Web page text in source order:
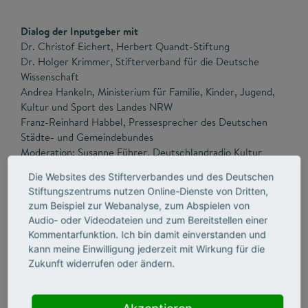
Dialog der Inputgeber mit
Dr. Christof Eichert, Herbert Quandt-Stiftung
Dr. Holger Krimmer, Stifterverband für die Deutsche
Wissenschaft
Andrea Hankeln, Ministerium für Familie, Kinder, Jugend,
Kultur und Sport des Landes NRW
Franz-Reinhard Habbel, Pressesprecher des Deutschen
Städte- und Gemeindebundes
Moderation: Susanne Führer, Deutschlandradio Kultur
12:30 Uhr
Mittagspause
13:30 Uhr
​⦁ Zukunftsfaktor Bürgerengagement:
Die Websites des Stifterverbandes und des Deutschen
Stiftungszentrums nutzen Online-Dienste von Dritten,
zum Beispiel zur Webanalyse, zum Abspielen von
Audio- oder Videodateien und zum Bereitstellen einer
Kommentarfunktion. Ich bin damit einverstanden und
kann meine Einwilligung jederzeit mit Wirkung für die
Zukunft widerrufen oder ändern.